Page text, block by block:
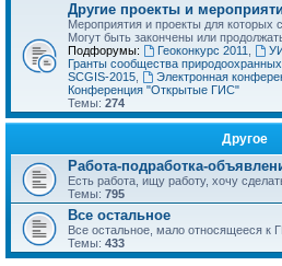
Другие проекты и
Мероприятия и проекты для которых
Могут быть закончены или
Подфорумы:
Геоконкурс 2011
Гранты сообщества
SCGIS-2015
Электронная
Конференция "Открытые ГИС"
Темы: 274
Другое
Работа-подработка-
Есть работа, ищу работу, хочу
Темы: 795
Все остальное
Все остальное, мало относящееся к
Темы: 433